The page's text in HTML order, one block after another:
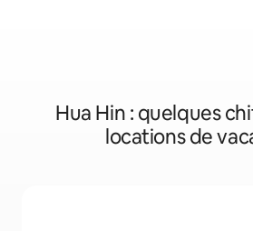
Hua Hin : quelques
locations de